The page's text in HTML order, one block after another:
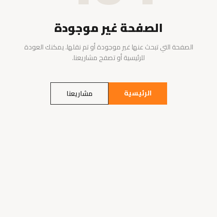
الصفحة غير موجودة
الصفحة التي تبحث عنها غير موجودة أو تم نقلها. يمكنك العودة
للرئيسية أو تصفح مشاريعنا.
الرئيسية مشاريعنا